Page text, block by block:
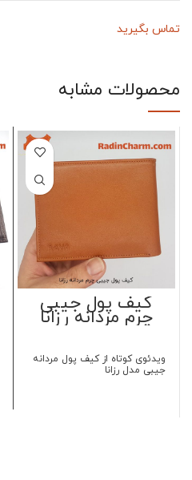
تماس بگیرید
محصولات مشابه
کیف پول جیبی
چرم مردانه رزانا
ویدئوی کوتاه از کیف پول مردانه
جیبی مدل رزانا